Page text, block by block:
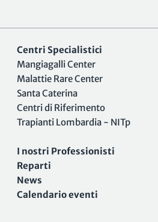
Centri Specialistici
Mangiagalli Center
Malattie Rare Center
Santa Caterina
Centri di Riferimento
Trapianti Lombardia - NITp
I nostri Professionisti
Reparti
News
Calendario eventi